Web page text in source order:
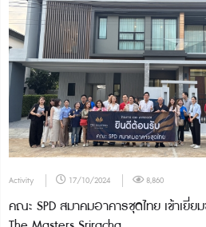
Activity 17/10/2024 8,860
คณะ SPD สมาคมอาคารชุดไทย เข้าเยี่ย